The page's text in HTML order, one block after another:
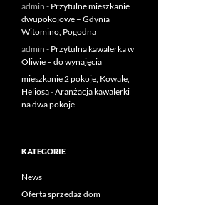
admin - Przytulne mieszkanie
dwupokojowe – Gdynia
Witomino, Pogodna
admin - Przytulna kawalerka w
Oliwie – do wynajęcia
mieszkanie 2 pokoje, Kowale,
Heliosa-Aranżacja kawalerki
na dwa pokoje
KATEGORIE
News
Oferta sprzedaż dom